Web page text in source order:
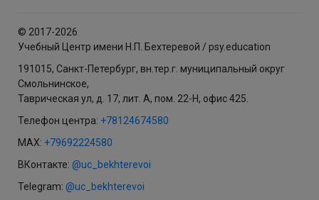
© 2017-2026
Учебный Центр имени Н.П. Бехтеревой / psy.education
191015, Санкт-Петербург, вн.тер.г. муниципальный округ
Смольнинское,
Таврическая ул, д. 17, лит. А, пом. 22-Н, офис 425.
Телефон центра: +78124674580
MAX: +79692224580
ВКонтакте: @uc_bekhterevoi
Telegram: @uc_bekhterevoi